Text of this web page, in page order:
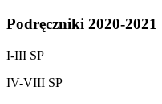
Podręczniki 2020-2021
I-III SP
IV-VIII SP